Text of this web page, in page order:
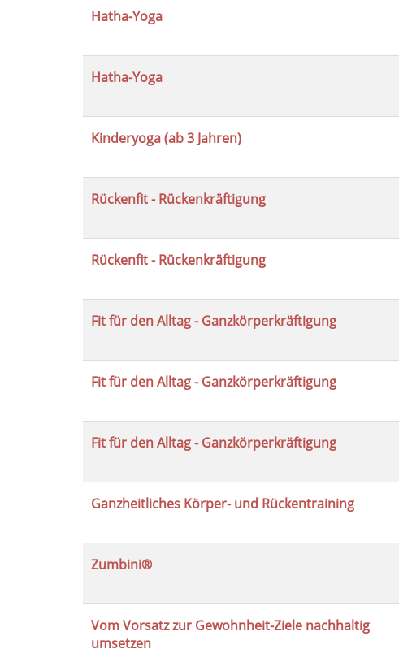
Hatha-Yoga
Hatha-Yoga
Kinderyoga (ab 3 Jahren)
Rückenfit - Rückenkräftigung
Rückenfit - Rückenkräftigung
Fit für den Alltag - Ganzkörperkräftigung
Fit für den Alltag - Ganzkörperkräftigung
Fit für den Alltag - Ganzkörperkräftigung
Ganzheitliches Körper- und Rückentraining
Zumbini®
Vom Vorsatz zur Gewohnheit-Ziele nachhaltig
umsetzen